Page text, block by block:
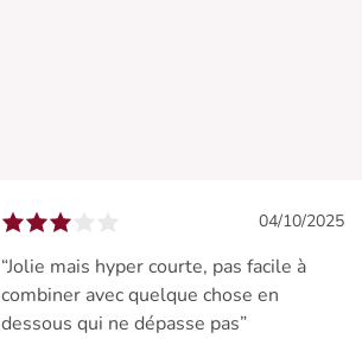
04/10/2025
“Jolie mais hyper courte, pas facile à
combiner avec quelque chose en
dessous qui ne dépasse pas”